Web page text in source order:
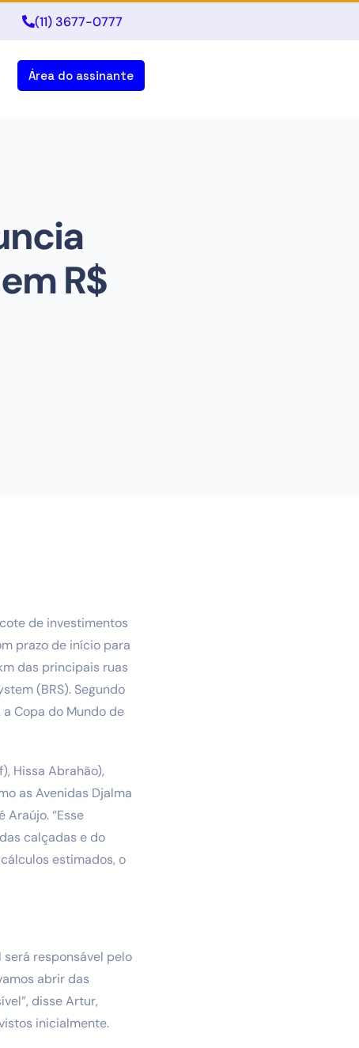
(11) 3677-0777
Área do assinante
R$
de investimentos
prazo de início para
das principais ruas
(BRS). Segundo
Copa do Mundo de
Hissa Abrahão),
as Avenidas Djalma
Araújo. “Esse
calçadas e do
estimados, o
responsável pelo
abrir das
disse Artur,
inicialmente.